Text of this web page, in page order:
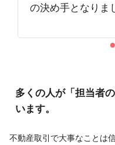
の決め手となりま
多くの人が「担当者
います。
不動産取引で大事なことは